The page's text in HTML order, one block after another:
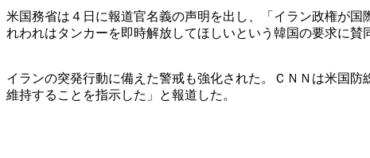
米国務省は４日に報道官名義の声明を出し、「イラン政権が
れわれはタンカーを即時解放してほしいという韓国の要求に賛
イランの突発行動に備えた警戒も強化された。ＣＮＮは米国
維持することを指示した」と報道した。